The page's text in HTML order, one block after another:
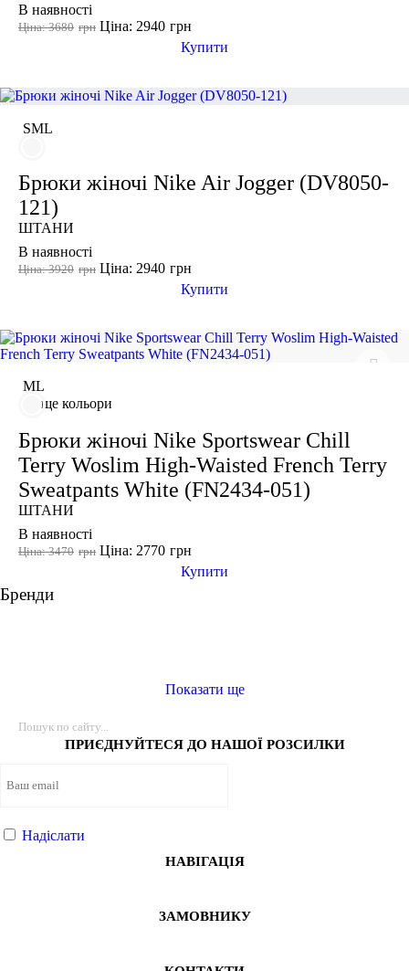
Виробник
В наявності
грн
Ціна: 3680 грн
Ціна: 2940
Купити
SML
Брюки жіночі Nike Air Jogger (DV8050-
121)
ШТАНИ
В наявності
грн
Ціна: 3920 грн
Ціна: 2940
Купити
ML
ще кольори
Брюки жіночі Nike Sportswear Chill
Terry Woslim High-Waisted French Terry
Sweatpants White (FN2434-051)
ШТАНИ
В наявності
грн
Ціна: 3470 грн
Ціна: 2770
Купити
Бренди
Показати ще
ПРИЄДНУЙТЕСЯ ДО НАШОЇ РОЗСИЛКИ
Надіслати
НАВІГАЦІЯ
ЗАМОВНИКУ